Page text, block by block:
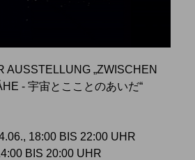
AUSSTELLUNG „ZWISCHEN
- 宇宙とこことのあいだ“
18:00 BIS 22:00 UHR
BIS 20:00 UHR